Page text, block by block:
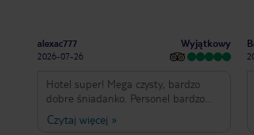
alexac777
2026-07-26
Wyjątkowy
Hotel super! Mega czysty, bardzo
dobre śniadanko. Personel bardzo
miły i pomocny.
Czytaj więcej »